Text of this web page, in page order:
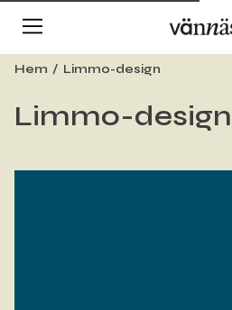
Hem Limmo-design
Limmo-design